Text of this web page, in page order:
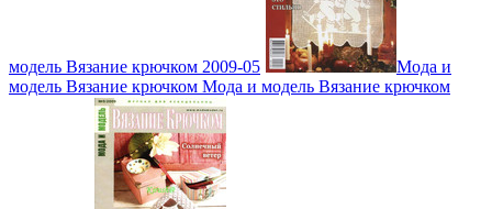
модель Вязание крючком 2009-05
Мода и
модель Вязание крючком Мода и модель Вязание крючком